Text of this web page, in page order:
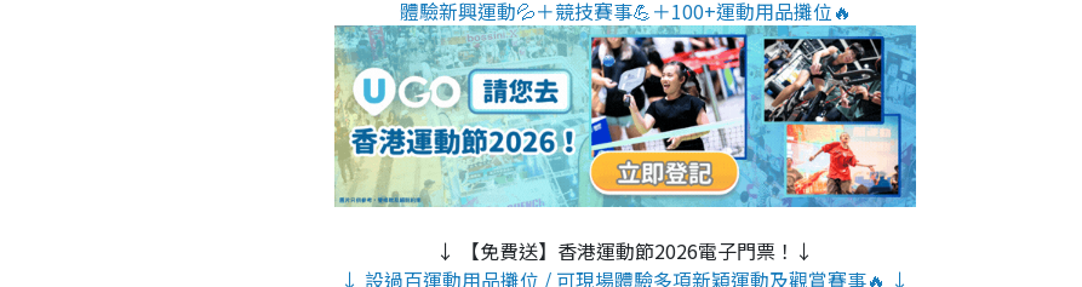
體驗新興運動💦＋競技賽事💪＋100+運動用品攤位🔥
↓ 【免費送】香港運動節2026電子門票！↓
↓ 設過百運動用品攤位 / 可現場體驗多項新穎運動及觀賞賽事🔥 ↓